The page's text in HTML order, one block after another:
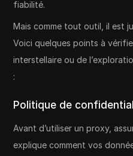
fiabilité.
Mais comme tout outil, il est
Voici quelques points à
interstellaire ou de
:
Politique de
Avant d’utiliser un proxy,
explique comment vos